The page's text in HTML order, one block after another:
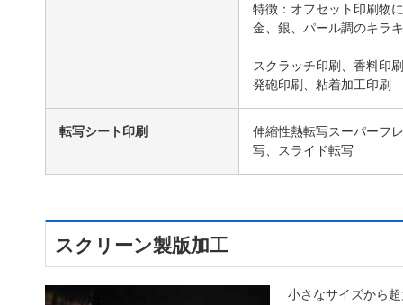
特徴：オフセット印刷物
金、銀、パール調のキラ
スクラッチ印刷、香料印
発砲印刷、粘着加工印刷
転写シート印刷
伸縮性熱転写スーパーフ
写、スライド転写
スクリーン製版加工
小さなサイズから